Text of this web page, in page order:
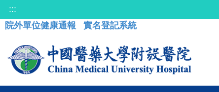
:::
院外單位健康通報
實名登記系統